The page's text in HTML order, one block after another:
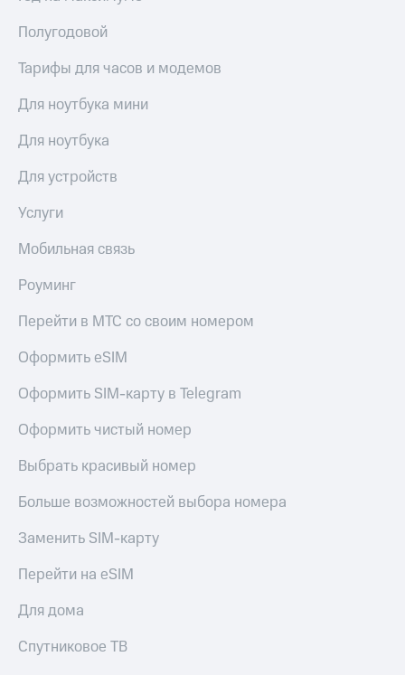
Полугодовой
Тарифы для часов и модемов
Для ноутбука мини
Для ноутбука
Для устройств
Услуги
Мобильная связь
Роуминг
Перейти в МТС со своим номером
Оформить eSIM
Оформить SIM-карту в Telegram
Оформить чистый номер
Выбрать красивый номер
Больше возможностей выбора номера
Заменить SIM-карту
Перейти на eSIM
Для дома
Спутниковое ТВ